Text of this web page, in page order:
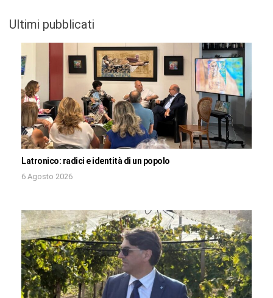
Ultimi pubblicati
Latronico: radici e identità di un popolo
6 Agosto 2026